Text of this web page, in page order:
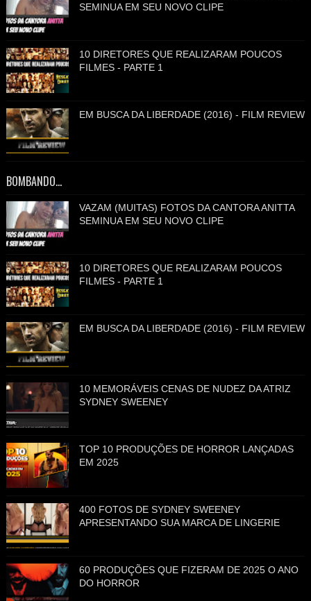
SEMINUA EM SEU NOVO CLIPE
10 DIRETORES QUE REALIZARAM POUCOS
FILMES - PARTE 1
EM BUSCA DA LIBERDADE (2016) - FILM REVIEW
BOMBANDO...
VAZAM (MUITAS) FOTOS DA CANTORA ANITTA
SEMINUA EM SEU NOVO CLIPE
10 DIRETORES QUE REALIZARAM POUCOS
FILMES - PARTE 1
EM BUSCA DA LIBERDADE (2016) - FILM REVIEW
10 MEMORÁVEIS CENAS DE NUDEZ DA ATRIZ
SYDNEY SWEENEY
TOP 10 PRODUÇÕES DE HORROR LANÇADAS
EM 2025
400 FOTOS DE SYDNEY SWEENEY
APRESENTANDO SUA MARCA DE LINGERIE
60 PRODUÇÕES QUE FIZERAM DE 2025 O ANO
DO HORROR